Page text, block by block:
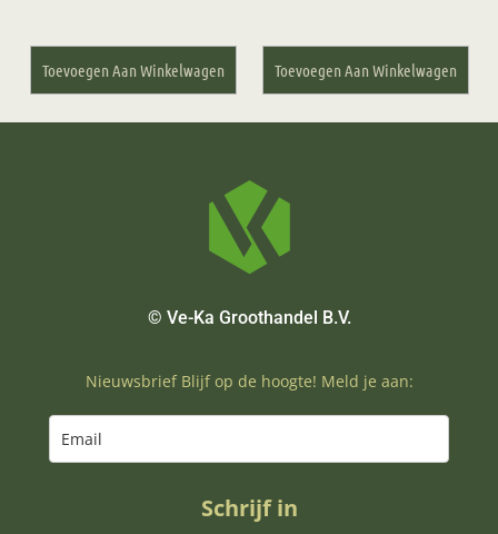
Toevoegen Aan Winkelwagen Toevoegen Aan Winkelwagen
© Ve-Ka Groothandel B.V.
Nieuwsbrief Blijf op de hoogte! Meld je aan:
Schrijf in